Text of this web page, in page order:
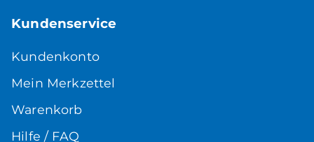
Kundenservice
Kundenkonto
Mein Merkzettel
Warenkorb
Hilfe / FAQ